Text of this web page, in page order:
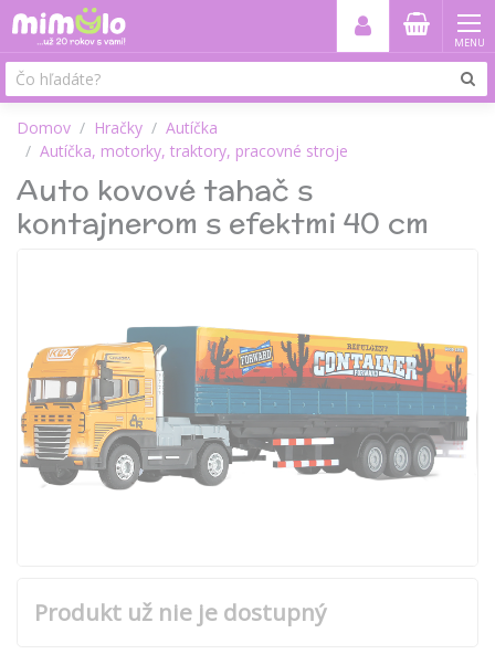
MENU
Domov Hračky
Autíčka
Autíčka, motorky, traktory, pracovné stroje
Auto kovové tahač s
kontajnerom s efektmi 40 cm
Produkt už nie je dostupný